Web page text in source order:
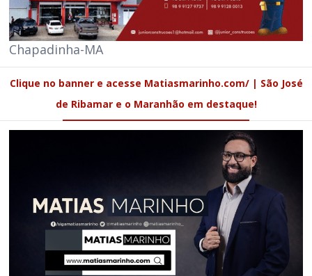
Chapadinha-MA
Clique no banner e acesse Matiasmarinho.com/ | São José
de Ribamar e o Maranhão em destaque!